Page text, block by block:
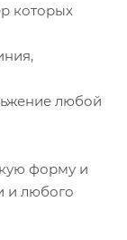
которых
любой
форму и
и любого